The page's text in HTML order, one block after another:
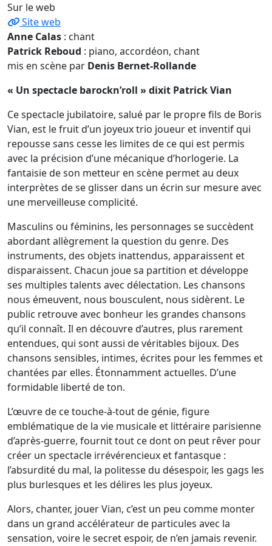
Sur le web
Site web
Anne Calas : chant
Patrick Reboud : piano, accordéon, chant
mis en scène par Denis Bernet-Rollande
« Un spectacle barockn’roll » dixit Patrick Vian
Ce spectacle jubilatoire, salué par le propre fils de Boris
Vian, est le fruit d’un joyeux trio joueur et inventif qui
repousse sans cesse les limites de ce qui est permis
avec la précision d’une mécanique d’horlogerie. La
fantaisie de son metteur en scène permet au deux
interprètes de se glisser dans un écrin sur mesure avec
une merveilleuse complicité.
Masculins ou féminins, les personnages se succèdent
abordant allègrement la question du genre. Des
instruments, des objets inattendus, apparaissent et
disparaissent. Chacun joue sa partition et développe
ses multiples talents avec délectation. Les chansons
nous émeuvent, nous bousculent, nous sidèrent. Le
public retrouve avec bonheur les grandes chansons
qu’il connaît. Il en découvre d’autres, plus rarement
entendues, qui sont aussi de véritables bijoux. Des
chansons sensibles, intimes, écrites pour les femmes et
chantées par elles. Étonnamment actuelles. D’une
formidable liberté de ton.
L’œuvre de ce touche-à-tout de génie, figure
emblématique de la vie musicale et littéraire parisienne
d’après-guerre, fournit tout ce dont on peut rêver pour
créer un spectacle irrévérencieux et fantasque :
l’absurdité du mal, la politesse du désespoir, les gags les
plus burlesques et les délires les plus joyeux.
Alors, chanter, jouer Vian, c’est un peu comme monter
dans un grand accélérateur de particules avec la
sensation, voire le secret espoir, de n’en jamais revenir.